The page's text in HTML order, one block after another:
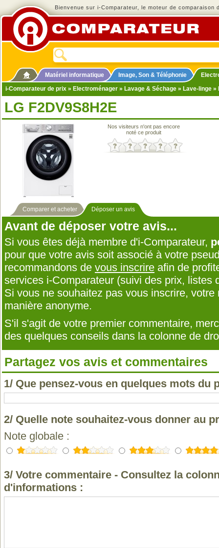
Bienvenue sur i-Comparateur, le moteur de comparaison
Matériel informatique Image, Son & Téléphonie
i-Comparateur de prix » Electroménager » Lavage & Séchage » Lave-linge »
LG F2DV9S8H2E
Nos visiteurs n'ont pas encore
noté ce produit
Comparer et acheter Déposer un avis
Avant de déposer votre avis...
Si vous êtes déjà membre d'i-Comparateur,
pour que votre avis soit associé à votre
recommandons de vous inscrire afin de
services i-Comparateur (suivi des prix, listes
Si vous ne souhaitez pas vous inscrire,
manière anonyme.
S'il s'agit de votre premier commentaire,
des quelques conseils dans la colonne de
Partagez vos avis et commentaires
1/ Que pensez-vous en quelques mots du
2/ Quelle note souhaitez-vous donner au
Note globale :
3/ Votre commentaire - Consultez la
d'informations :